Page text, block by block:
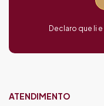
Declaro que li
ATENDIMENTO